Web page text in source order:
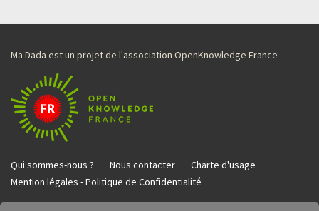
Ma Dada est un projet de l'association OpenKnowledge France
Qui sommes-nous ? Nous contacter
Charte d'usage
Mention légales - Politique de Confidentialité